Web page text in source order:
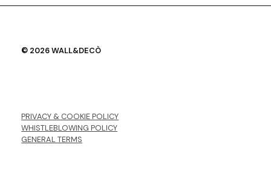
© 2026 WALL&DECÒ
PRIVACY & COOKIE POLICY
WHISTLEBLOWING POLICY
GENERAL TERMS